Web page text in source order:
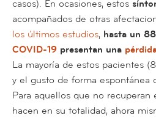
casos). En ocasiones, estos
acompañados de otras
los últimos estudios, hasta un
COVID-19 presentan una
La mayoría de estos pacientes
y el gusto de forma espontánea
Para aquellos que no
hacen en su totalidad, ahora